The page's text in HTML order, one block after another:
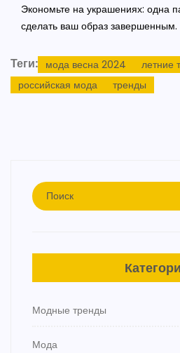
Экономьте на украшениях: одна
сделать ваш образ завершенным.
Теги: мода весна 2024
летние
российская мода
тренды
Модные тренды
Мода